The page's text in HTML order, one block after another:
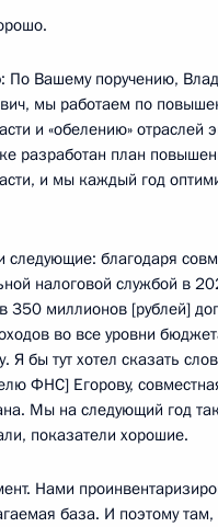
: По Вашему поручению,
мы работаем по
и «обелению» отраслей
разработан план
и мы каждый год
следующие: благодаря
налоговой службой в
350 миллионов [рублей]
во все уровни
Я бы тут хотел сказать
ФНС] Егорову,
Мы на следующий год
показатели хорошие.
Нами
база. И поэтому там,